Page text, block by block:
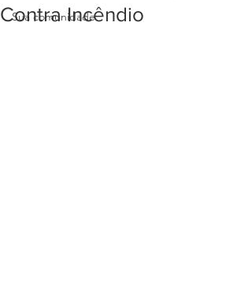
Sua comunidade
Contra Incêndio